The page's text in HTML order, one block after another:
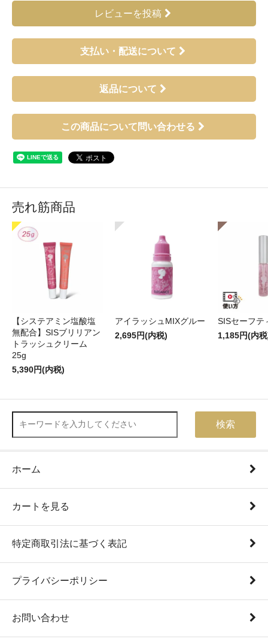
レビューを投稿
支払い・配送について
返品について
この商品について問い合わせる
売れ筋商品
【システアミン塩酸塩
無配合】SISブリリアン
トラッシュクリーム
25g
5,390円(内税)
アイラッシュMIXグルー
2,695円(内税)
SISセーフテ
1,185円(内
検索
ホーム
カートを見る
特定商取引法に基づく表記
プライバシーポリシー
お問い合わせ